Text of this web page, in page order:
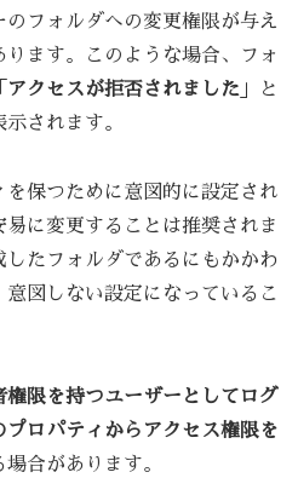
フォルダへの変更権限が与え
ます。このような場合、フォ
アクセスが拒否されました 」と
されます。
を保つために意図的に設定され
に変更することは推奨されま
たフォルダであるにもかかわ
図しない設定になっているこ
権限を持つユーザーとしてログ
プロパティからアクセス権限を
合があります。